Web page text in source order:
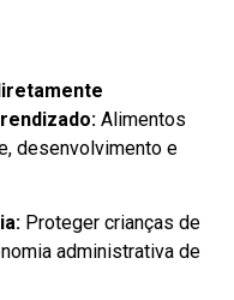
Alimentos
desenvolvimento e
Proteger crianças de
administrativa de